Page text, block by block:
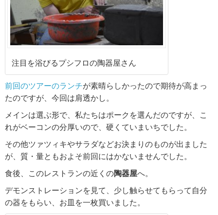
注目を浴びるプシフロの陶器屋さん
前回のツアーのランチが素晴らしかったので期待が高まっ
たのですが、今回は肩透かし。
メインは選ぶ形で、私たちはポークを選んだのですが、こ
れがベーコンの分厚いので、硬くていまいちでした。
その他ツァツィキやサラダなどお決まりのものが出ました
が、質・量ともおよそ前回にはかないませんでした。
食後、このレストランの近くの陶器屋へ。
デモンストレーションを見て、少し触らせてもらって自分
の器をもらい、お皿を一枚買いました。